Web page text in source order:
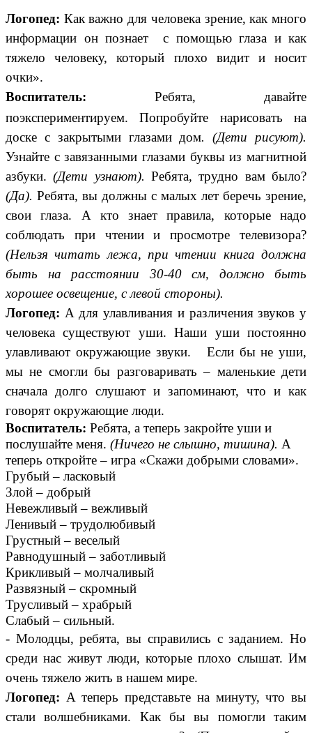
Логопед: Как важно для человека зрение, как много
информации он познает с помощью глаза и как
тяжело человеку, который плохо видит и носит
очки».
Воспитатель:
Ребята, давайте
поэкспериментируем. Попробуйте нарисовать на
доске с закрытыми глазами дом. (Дети рисуют).
Узнайте с завязанными глазами буквы из магнитной
азбуки.(Дети узнают).Ребята, трудно вам было?
(Да). Ребята, вы должны с малых лет беречь зрение,
свои глаза. А кто знает правила, которые надо
соблюдать при чтении и просмотре телевизора?
(Нельзя читать лежа, при чтении книга должна
быть на расстоянии 30-40 см, должно быть
хорошее освещение, с левой стороны).
Логопед: А для улавливания и различения звуков у
человека существуют уши. Наши уши постоянно
улавливают окружающие звуки. Если бы не уши,
мы не смогли бы разговаривать – маленькие дети
сначала долго слушают и запоминают, что и как
говорят окружающие люди.
Воспитатель: Ребята, а теперь закройте уши и
послушайте меня. (Ничего не слышно, тишина). А
теперь откройте – игра «Скажи добрыми словами».
Грубый – ласковый
Злой – добрый
Невежливый – вежливый
Ленивый – трудолюбивый
Грустный – веселый
Равнодушный – заботливый
Крикливый – молчаливый
Развязный – скромный
Трусливый – храбрый
Слабый – сильный.
- Молодцы, ребята, вы справились с заданием. Но
среди нас живут люди, которые плохо слышат. Им
очень тяжело жить в нашем мире.
Логопед: А теперь представьте на минуту, что вы
стали волшебниками. Как бы вы помогли таким